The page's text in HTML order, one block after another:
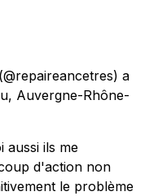
(@repaireancetres) a
Auvergne-Rhône-
aussi ils me
d'action non
le problème